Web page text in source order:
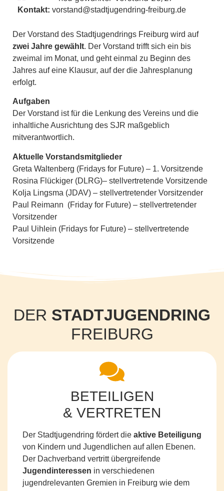
Kontakt: vorstand@stadtjugendring-freiburg.de
Der Vorstand des Stadtjugendrings Freiburg wird auf
zwei Jahre gewählt. Der Vorstand trifft sich ein bis
zweimal im Monat, und geht einmal zu Beginn des
Jahres auf eine Klausur, auf der die Jahresplanung
erfolgt.
Aufgaben
Der Vorstand ist für die Lenkung des Vereins und die
inhaltliche Ausrichtung des SJR maßgeblich
mitverantwortlich.
Aktuelle Vorstandsmitglieder
Greta Waltenberg (Fridays for Future) – 1. Vorsitzende
Rosina Flückiger (DLRG)– stellvertretende Vorsitzende
Kolja Lingsma (JDAV) – stellvertretender Vorsitzender
Paul Reimann (Friday for Future) – stellvertretender
Vorsitzender
Paul Uihlein (Fridays for Future) – stellvertretende
Vorsitzende
DER STADTJUGENDRING
FREIBURG
BETEILIGEN
& VERTRETEN
Der Stadtjugendring fördert die aktive Beteiligung
von Kindern und Jugendlichen auf allen Ebenen.
Der Dachverband vertritt übergreifende
Jugendinteressen in verschiedenen
jugendrelevanten Gremien in Freiburg wie dem